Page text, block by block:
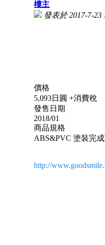
樓主
發表於 2017-7-23
價格
5,093日圓 +消費稅
發售日期
2018/01
商品規格
ABS&PVC 塗裝完
http://